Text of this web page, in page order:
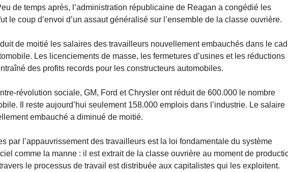
de temps après, l’administration républicaine de Reagan a congédié les
le coup d’envoi d’un assaut généralisé sur l’ensemble de la classe ouvrière.
de moitié les salaires des travailleurs nouvellement embauchés dans le
Les licenciements de masse, les fermetures d’usines et les réductions
des profits records pour les constructeurs automobiles.
révolution sociale, GM, Ford et Chrysler ont réduit de 600.000 le nombre
Il reste aujourd’hui seulement 158.000 emplois dans l’industrie. Le salaire
embauché a diminué de moitié.
par l’appauvrissement des travailleurs est la loi fondamentale du système
comme la manne : il est extrait de la classe ouvrière au moment de
le processus de travail est distribuée aux capitalistes qui les exploitent.